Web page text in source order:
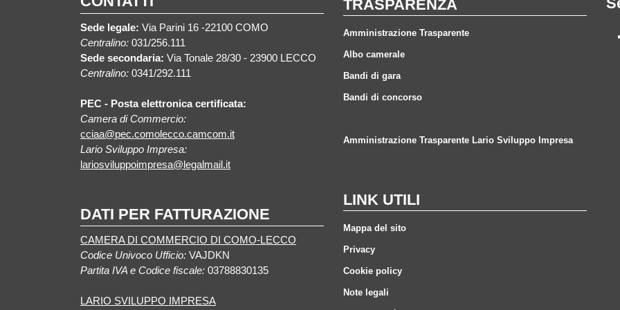
Sede legale: Via Parini 16 -22100 COMO
Centralino: 031/256.111
Sede secondaria: Via Tonale 28/30 - 23900 LECCO
Centralino: 0341/292.111
PEC - Posta elettronica certificata:
Camera di Commercio:
cciaa@pec.comolecco.camcom.it
Lario Sviluppo Impresa:
lariosviluppoimpresa@legalmail.it
DATI PER FATTURAZIONE
CAMERA DI COMMERCIO DI COMO-LECCO
Codice Univoco Ufficio: VAJDKN
Partita IVA e Codice fiscale: 03788830135
LARIO SVILUPPO IMPRESA
TRASPARENZA
Amministrazione Trasparente
Albo camerale
Bandi di gara
Bandi di concorso
Amministrazione Trasparente Lario Sviluppo Impresa
LINK UTILI
Mappa del sito
Privacy
Cookie policy
Note legali